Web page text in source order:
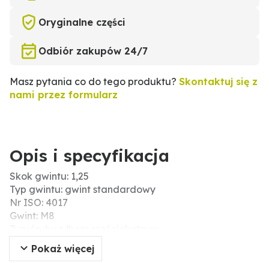
Oryginalne części
Odbiór zakupów 24/7
Masz pytania co do tego produktu? Skontaktuj się z
nami przez formularz
Opis i specyfikacja
Skok gwintu: 1,25
Typ gwintu: gwint standardowy
Nr ISO: 4017
Gwint: M8
Powierzchnia: unbehandelt, roh
DIN: 933
Pokaż więcej